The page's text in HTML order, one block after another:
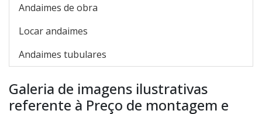
Andaimes de obra
Locar andaimes
Andaimes tubulares
Galeria de imagens ilustrativas
referente à Preço de montagem e